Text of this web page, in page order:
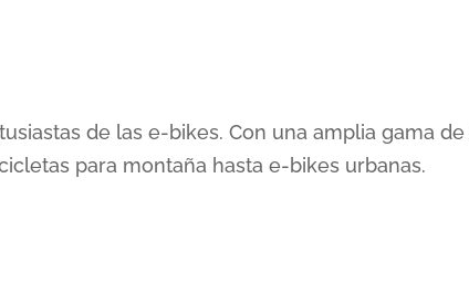
de las e-bikes. Con una amplia gama de
para montaña hasta e-bikes urbanas.